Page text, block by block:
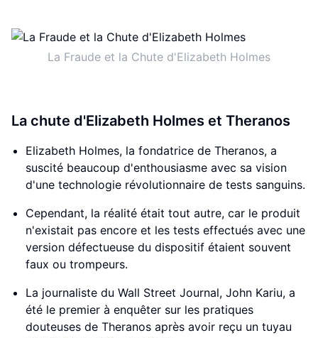
La Fraude et la Chute d'Elizabeth Holmes
La chute d'Elizabeth Holmes et Theranos
Elizabeth Holmes, la fondatrice de Theranos, a
suscité beaucoup d'enthousiasme avec sa vision
d'une technologie révolutionnaire de tests sanguins.
Cependant, la réalité était tout autre, car le produit
n'existait pas encore et les tests effectués avec une
version défectueuse du dispositif étaient souvent
faux ou trompeurs.
La journaliste du Wall Street Journal, John Kariu, a
été le premier à enquêter sur les pratiques
douteuses de Theranos après avoir reçu un tuyau